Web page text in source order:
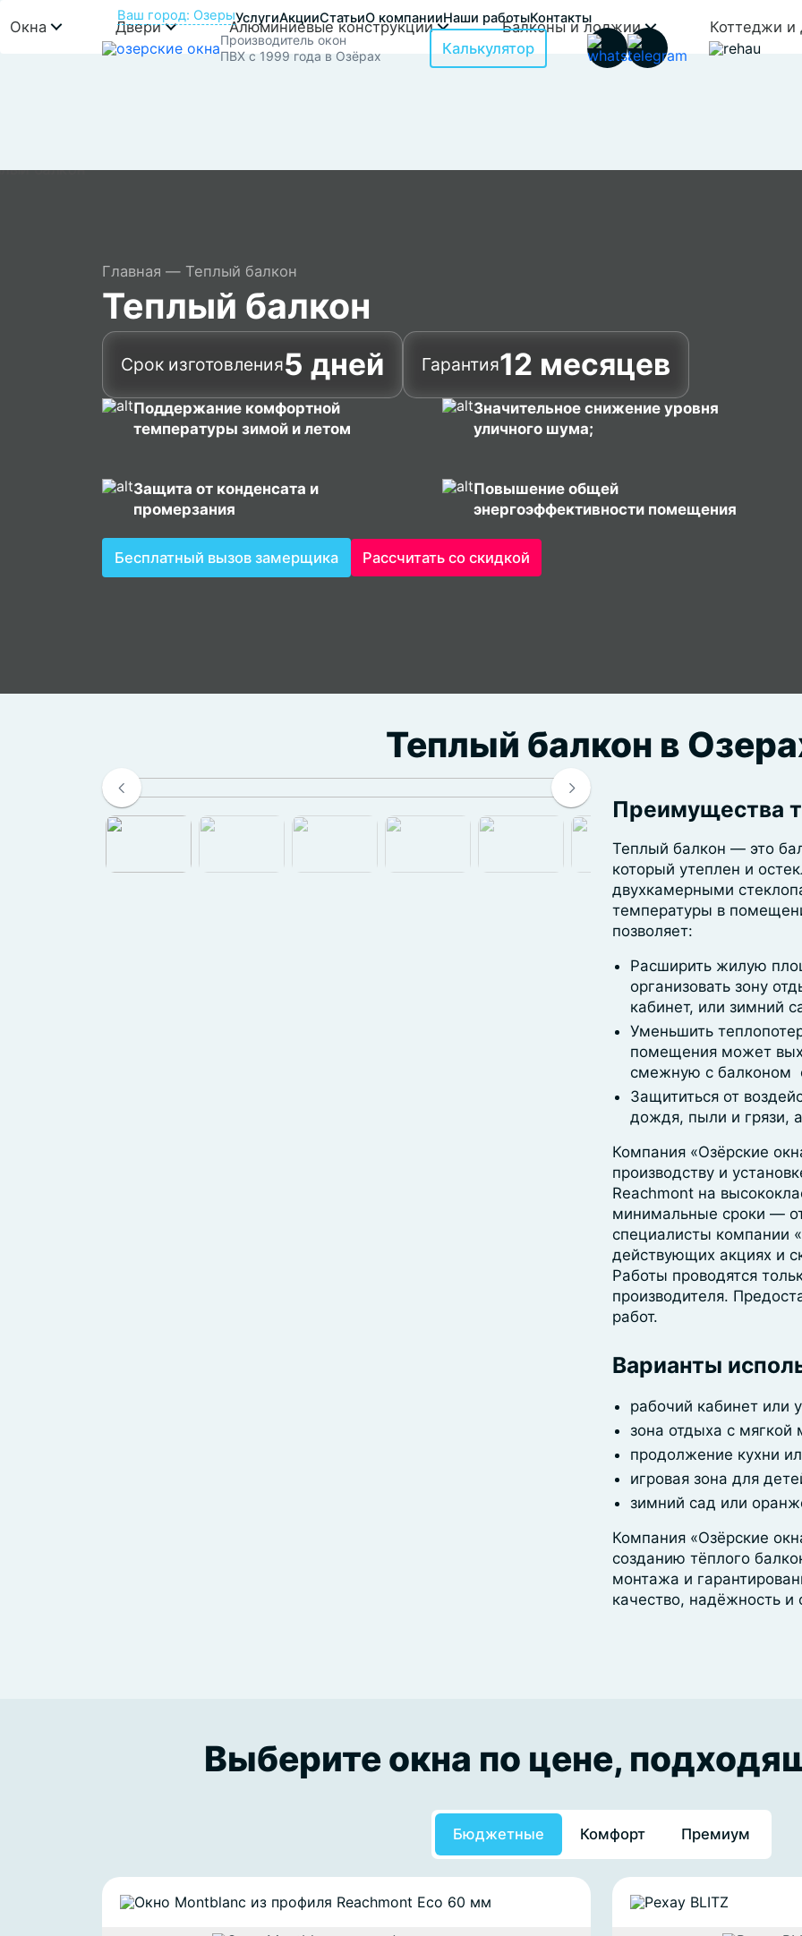
Ваш город: ОзерыУслугиАкцииСтатьиО компанииНаши работыКонтакты
Производитель окон
ПВХ с 1999 года в Озёрах
Калькулятор
Окна Двери Алюминиевые конструкции Балконы и лоджии Коттеджи и
Главная Теплый балкон
Теплый балкон
Срок изготовления5 дней Гарантия12 месяцев
Поддержание комфортной
температуры зимой и летом
Значительное снижение уровня
уличного шума;
Защита от конденсата и
промерзания
Повышение общей
энергоэффективности помещения
Бесплатный вызов замерщика Рассчитать со скидкой
Теплый балкон в
Преимущества
Теплый балкон — это
который утеплен и
двухкамерными
температуры в
позволяет:
Расширить жилую
организовать зону
кабинет, или зимний
Уменьшить
помещения может
смежную с балконом
Защититься от
дождя, пыли и грязи,
Компания «Озёрские
производству и
Reachmont на
минимальные сроки ―
специалисты компании
действующих акциях и
Работы проводятся
производителя.
работ.
Варианты
рабочий кабинет или
зона отдыха с мягкой
продолжение кухни
игровая зона для
зимний сад или
Компания «Озёрские
созданию тёплого
монтажа и
качество, надёжность
Выберите окна по цене,
Бюджетные Комфорт Премиум